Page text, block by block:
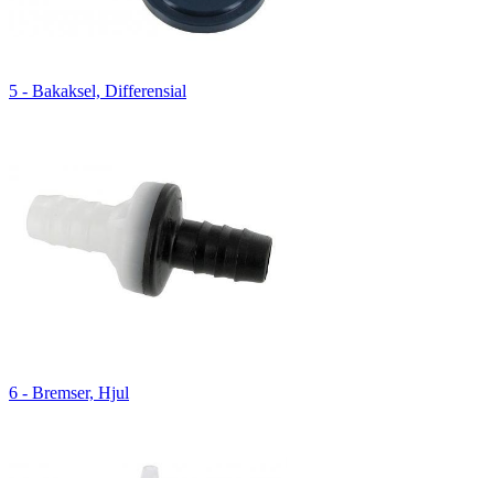
5 - Bakaksel, Differensial
6 - Bremser, Hjul